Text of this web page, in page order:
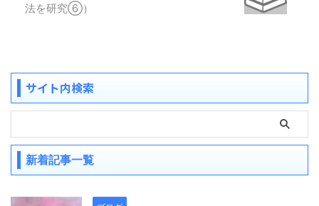
法を研究⑥）
サイト内検索
新着記事一覧